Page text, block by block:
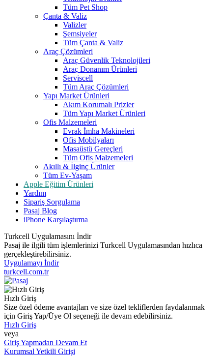
Tüm Pet Shop
Çanta & Valiz
Valizler
Şemsiyeler
Tüm Çanta & Valiz
Araç Çözümleri
Araç Güvenlik Teknolojileri
Araç Donanım Ürünleri
Serviscell
Tüm Araç Çözümleri
Yapı Market Ürünleri
Akım Korumalı Prizler
Tüm Yapı Market Ürünleri
Ofis Malzemeleri
Evrak İmha Makineleri
Ofis Mobilyaları
Masaüstü Gereçleri
Tüm Ofis Malzemeleri
Akıllı & İlginç Ürünler
Tüm Ev-Yaşam
Apple Eğitim Ürünleri
Yardım
Sipariş Sorgulama
Pasaj Blog
iPhone Karşılaştırma
Turkcell Uygulamasını İndir
Pasaj ile ilgili tüm işlemlerinizi Turkcell Uygulamasından hızlıca
gerçekleştirebilirsiniz.
Uygulamayı İndir
turkcell.com.tr
Hızlı Giriş
Size özel ödeme avantajları ve size özel tekliflerden faydalanmak
için Giriş Yap/Üye Ol seçeneği ile devam edebilirsiniz.
Hızlı Giriş
veya
Giriş Yapmadan Devam Et
Kurumsal Yetkili Girişi